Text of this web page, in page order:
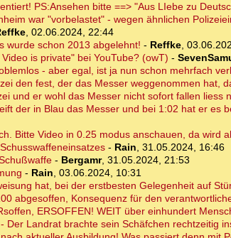
PS:Ansehen bitte ==> "Aus LIebe zu
war "vorbelastet" - wegen ähnlichen
, 02.06.2024, 22:44
wurde schon 2013 abgelehnt! - Reffke,
is private" bei YouTube? (owT) -
- aber egal, ist ja nun schon mehrfach
den fest, der das Messer weggenommen hat,
und er wohl das Messer nicht sofort fallen liess
der in Blau das Messer und bei 1:02 hat er es
Bitte Video in 0.25 modus anschauen, da wird
- Rain, 31.05.2024, 16:46
- Bergamr, 31.05.2024, 21:53
- Rain, 03.06.2024, 10:31
hat, bei der erstbesten Gelegenheit auf
abgesoffen, Konsequenz für den
ERSOFFEN! WEIT über einhundert
Der Landrat brachte sein Schäfchen rechtzeitig